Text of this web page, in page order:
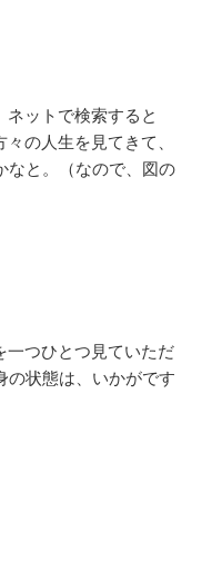
ネットで検索すると
の人生を見てきて、
なと。（なので、図の
一つひとつ見ていただ
の状態は、いかがです